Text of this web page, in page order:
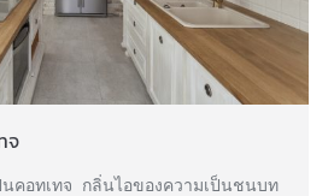
จ
คอทเทจ กลิ่นไอของความเป็นชนบท